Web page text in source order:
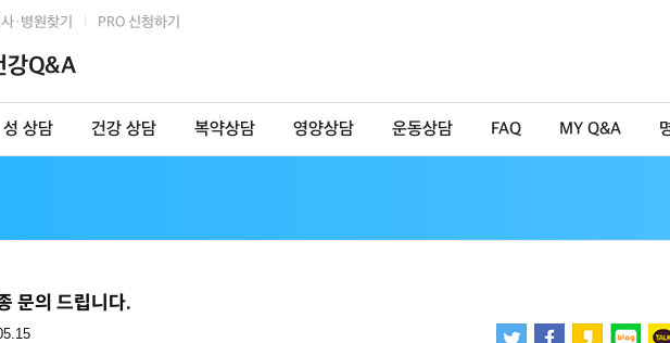
·병원찾기 PRO 신청하기
강Q&A
성 상담 건강 상담 복약상담 영양상담 운동상담 FAQ MY Q&A
문의 드립니다.